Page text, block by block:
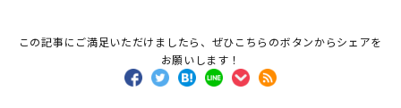
この記事にご満足いただけましたら、ぜひこちらのボタンからシェアを
お願いします！